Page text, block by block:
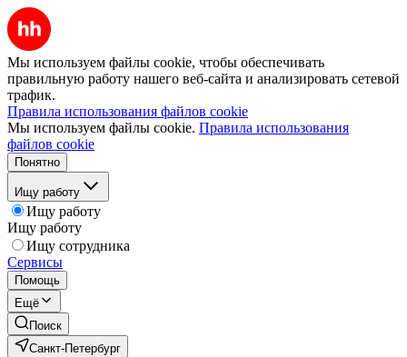
Мы используем файлы cookie, чтобы обеспечивать
правильную работу нашего веб-сайта и анализировать сетевой
трафик.
Правила использования файлов cookie
Мы используем файлы cookie. Правила использования
файлов cookie
Понятно
Ищу работу
Ищу работу
Ищу работу
Ищу сотрудника
Сервисы
Помощь
Ещё
Поиск
Санкт-Петербург